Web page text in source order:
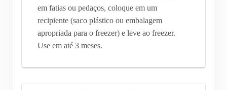
em fatias ou pedaços, coloque em um
recipiente (saco plástico ou embalagem
apropriada para o freezer) e leve ao freezer.
Use em até 3 meses.